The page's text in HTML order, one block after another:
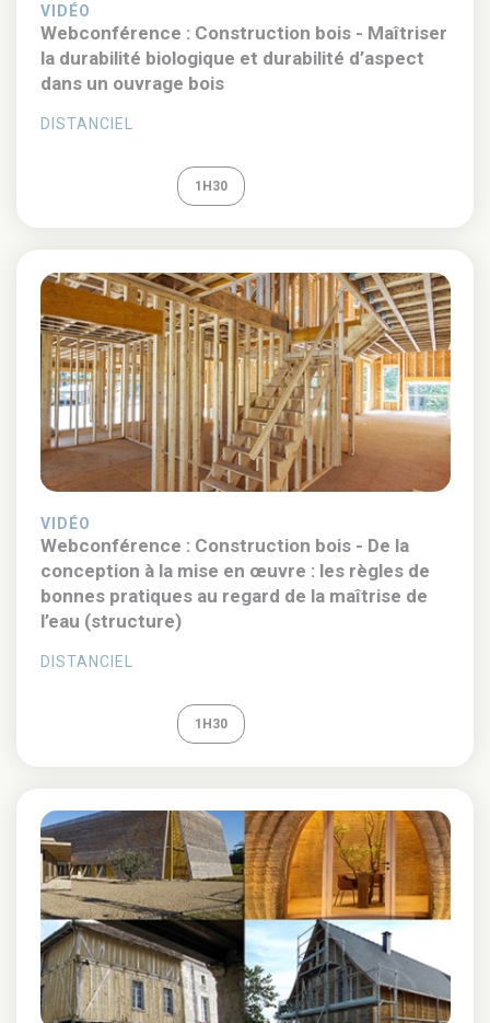
VIDÉO
Webconférence : Construction bois - Maîtriser
la durabilité biologique et durabilité d’aspect
dans un ouvrage bois
DISTANCIEL
1H30
VIDÉO
Webconférence : Construction bois - De la
conception à la mise en œuvre : les règles de
bonnes pratiques au regard de la maîtrise de
l’eau (structure)
DISTANCIEL
1H30